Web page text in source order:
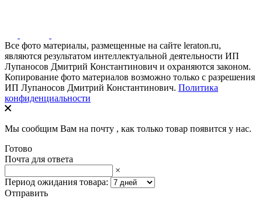
Все фото материалы, размещенные на сайте leraton.ru,
являются результатом интеллектуальной деятельности ИП
Лупаносов Дмитрий Константинович и охраняются законом.
Копирование фото материалов возможно только с разрешения
ИП Лупаносов Дмитрий Константинович. Политика
конфиденциальности
Мы сообщим Вам на почту , как только товар появится у нас.
Готово
Почта для ответа
×
Период ожидания товара:
Отправить